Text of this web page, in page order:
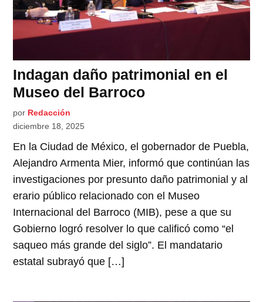
Indagan daño patrimonial en el
Museo del Barroco
por Redacción
diciembre 18, 2025
En la Ciudad de México, el gobernador de Puebla,
Alejandro Armenta Mier, informó que continúan las
investigaciones por presunto daño patrimonial y al
erario público relacionado con el Museo
Internacional del Barroco (MIB), pese a que su
Gobierno logró resolver lo que calificó como “el
saqueo más grande del siglo”. El mandatario
estatal subrayó que […]